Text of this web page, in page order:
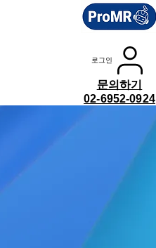
로그인
문의하기
02-6952-0924